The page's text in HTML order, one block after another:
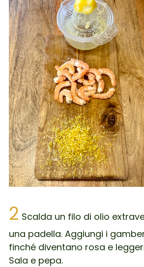
2 Scalda un filo di olio
una padella. Aggiungi i
finché diventano rosa e
Sala e pepa.